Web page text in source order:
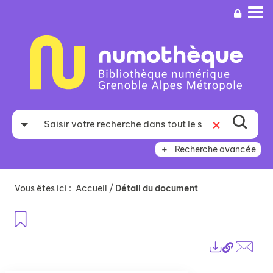
recherche
Recherche avancée
Vous êtes ici : Accueil / Détail du document
Lien